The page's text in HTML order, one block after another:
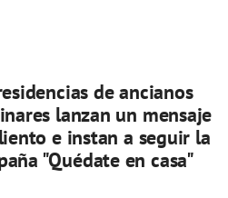
de ancianos
lanzan un mensaje
e instan a seguir la
"Quédate en casa"